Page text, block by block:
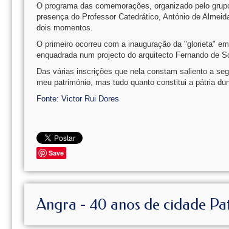
O programa das comemorações, organizado pelo
presença do Professor Catedrático, António de
dois momentos.
O primeiro ocorreu com a inauguração da "glorieta"
enquadrada num projecto do arquitecto Fernando de
Das várias inscrições que nela constam saliento a
meu património, mas tudo quanto constitui a pátria
Fonte: Victor Rui Dores
Save
Angra - 40 anos de cidade